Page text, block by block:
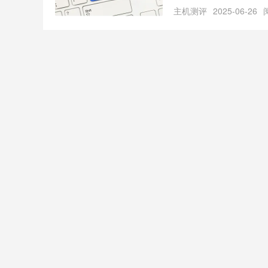
主机测评 2025-06-26